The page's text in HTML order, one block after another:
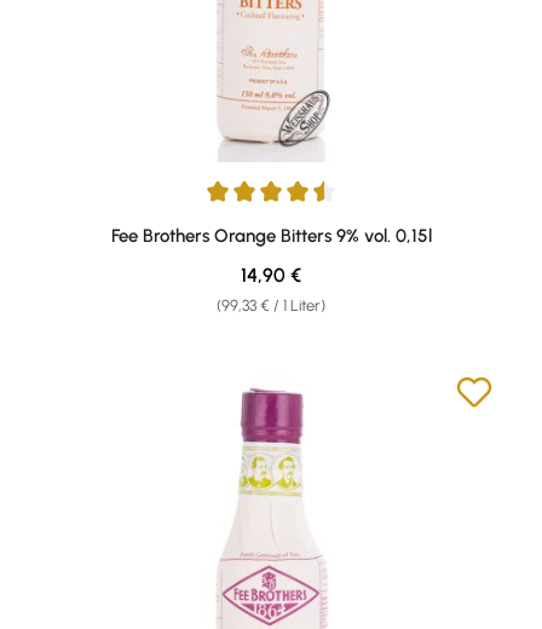
Durchschnittliche Bewertung von 4.5 von 5 Sternen
Fee Brothers Orange Bitters 9% vol. 0,15l
(99,33 € / 1 Liter)
Regulärer Preis:
14,90 €